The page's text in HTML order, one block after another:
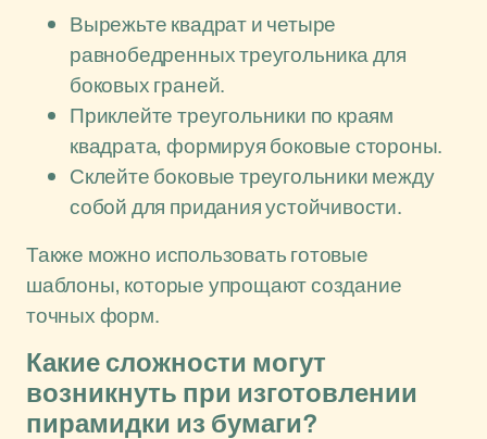
Вырежьте квадрат и четыре
равнобедренных треугольника для
боковых граней.
Приклейте треугольники по краям
квадрата, формируя боковые стороны.
Склейте боковые треугольники между
собой для придания устойчивости.
Также можно использовать готовые
шаблоны, которые упрощают создание
точных форм.
Какие сложности могут
возникнуть при изготовлении
пирамидки из бумаги?